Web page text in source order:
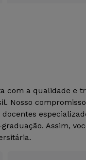
com a qualidade e
Nosso
Assim,